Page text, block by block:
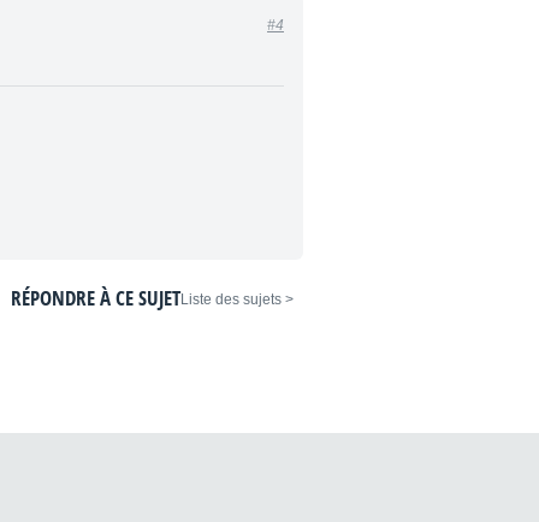
#4
< Liste des sujets
RÉPONDRE À CE SUJET